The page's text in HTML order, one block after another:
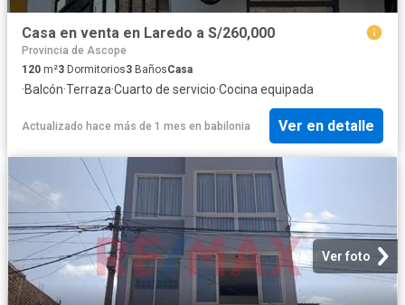
Casa en venta en Laredo a S/260,000
Provincia de Ascope
120 m²3 Dormitorios3 BañosCasa
·Balcón·Terraza·Cuarto de servicio·Cocina equipada
Actualizado hace más de 1 mes en babilonia Ver en detalle
Ver foto